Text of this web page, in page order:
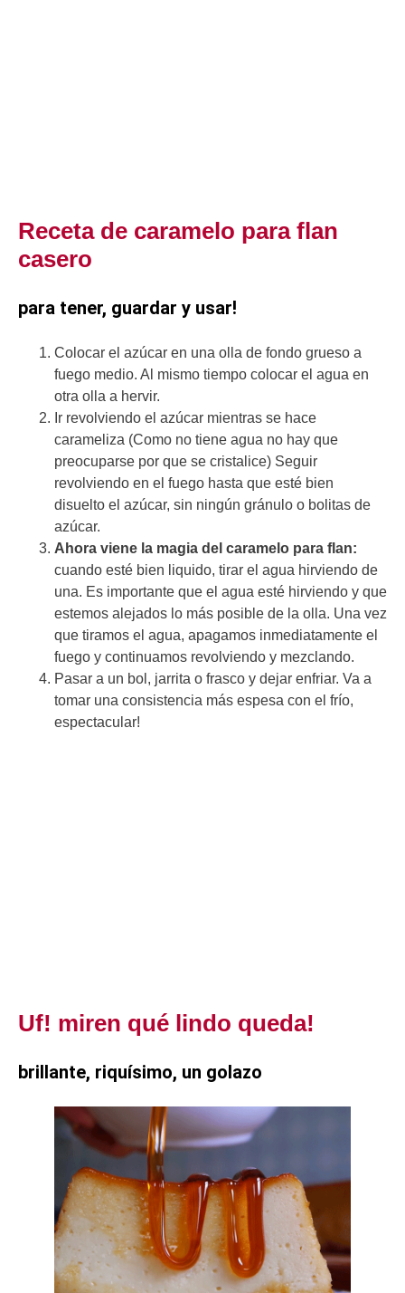
Receta de caramelo para flan
casero
para tener, guardar y usar!
Colocar el azúcar en una olla de fondo grueso a
fuego medio. Al mismo tiempo colocar el agua en
otra olla a hervir.
Ir revolviendo el azúcar mientras se hace
carameliza (Como no tiene agua no hay que
preocuparse por que se cristalice) Seguir
revolviendo en el fuego hasta que esté bien
disuelto el azúcar, sin ningún gránulo o bolitas de
azúcar.
Ahora viene la magia del caramelo para flan:
cuando esté bien liquido, tirar el agua hirviendo de
una. Es importante que el agua esté hirviendo y que
estemos alejados lo más posible de la olla. Una vez
que tiramos el agua, apagamos inmediatamente el
fuego y continuamos revolviendo y mezclando.
Pasar a un bol, jarrita o frasco y dejar enfriar. Va a
tomar una consistencia más espesa con el frío,
espectacular!
Uf! miren qué lindo queda!
brillante, riquísimo, un golazo